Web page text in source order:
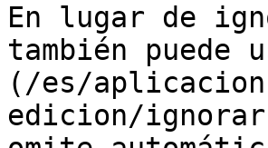
En lugar de
también
(/es/
edicion/